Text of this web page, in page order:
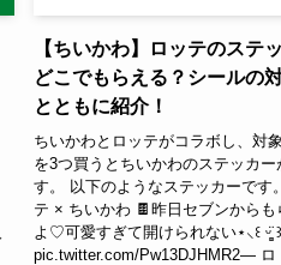
【ちいかわ】ロッテのステ
どこでもらえる？シールの
とともに紹介！
ちいかわとロッテがコラボし、対
を3つ買うとちいかわのステッカー
す。 以下のようなステッカーです
テ × ちいかわ 🍫昨日セブンからも
よ♡可愛すぎて開けられない⋆⸜꒰ ᵕ͚̈
pic.twitter.com/Pw13DJHMR2— ロ